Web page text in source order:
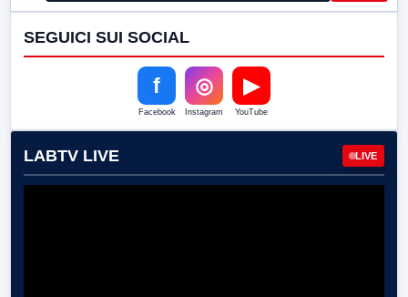
SEGUICI SUI SOCIAL
f
Facebook
◎
Instagram
▶
YouTube
LABTV LIVE LIVE